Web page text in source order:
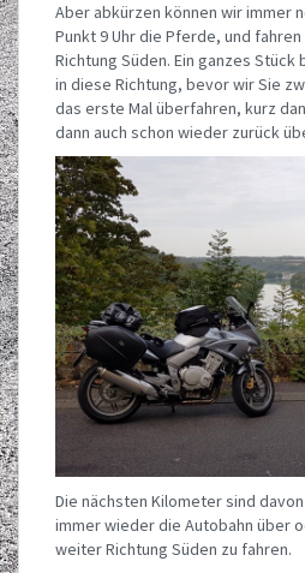
Aber abkürzen können wir immer
Punkt 9 Uhr die Pferde, und
Richtung Süden. Ein ganzes
in diese Richtung, bevor wir Sie
das erste Mal überfahren, kurz
dann auch schon wieder zurück
Die nächsten Kilometer sind
immer wieder die Autobahn über
weiter Richtung Süden zu fahren.